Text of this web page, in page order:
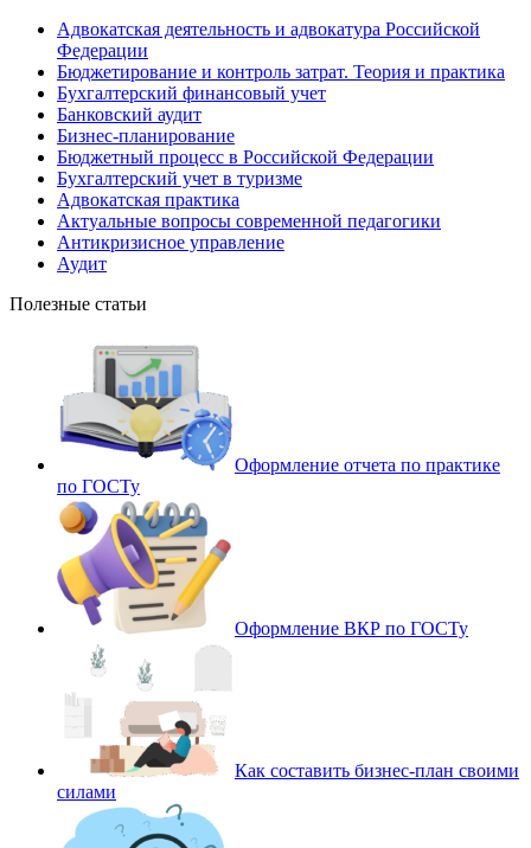
Адвокатская деятельность и адвокатура Российской
Федерации
Бюджетирование и контроль затрат. Теория и практика
Бухгалтерский финансовый учет
Банковский аудит
Бизнес-планирование
Бюджетный процесс в Российской Федерации
Бухгалтерский учет в туризме
Адвокатская практика
Актуальные вопросы современной педагогики
Антикризисное управление
Аудит
Полезные статьи
Оформление отчета по практике
по ГОСТу
Оформление ВКР по ГОСТу
Как составить бизнес-план своими
силами